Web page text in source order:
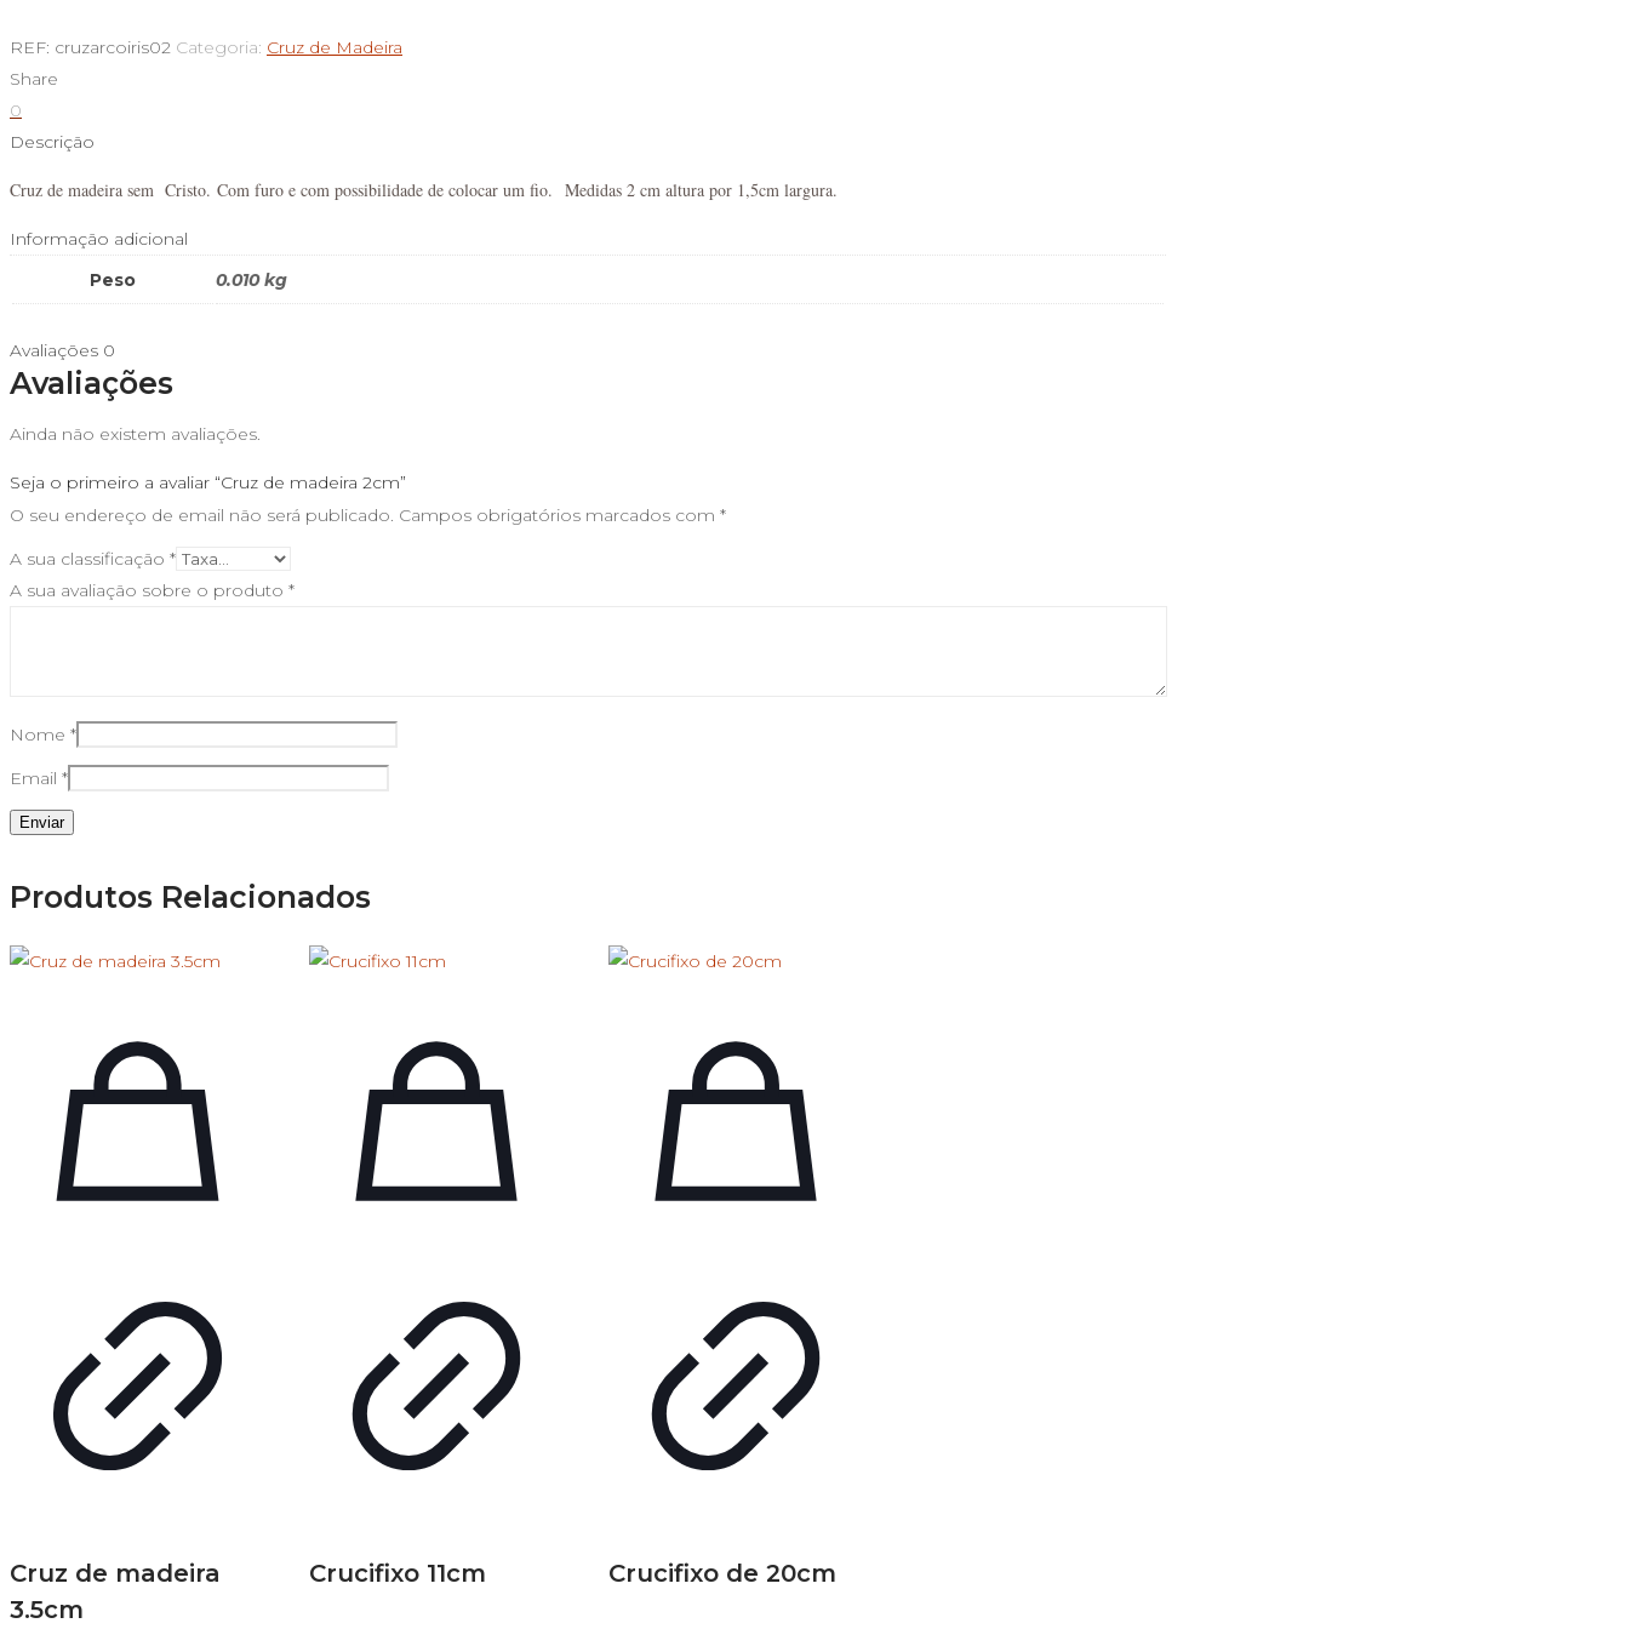
Cruz
de
madeira
2cm
REF: cruzarcoiris02 Categoria: Cruz de Madeira
Share
0
Descrição
Cruz de madeira sem Cristo. Com furo e com possibilidade de colocar um fio. Medidas 2 cm altura por 1,5cm largura.
Informação adicional
Peso
0.010 kg
Avaliações 0
Avaliações
Ainda não existem avaliações.
Seja o primeiro a avaliar “Cruz de madeira 2cm”
O seu endereço de email não será publicado. Campos obrigatórios marcados com *
A sua classificação *
A sua avaliação sobre o produto *
Nome *
Email *
Produtos Relacionados
Cruz de madeira
3.5cm
Crucifixo 11cm Crucifixo de 20cm